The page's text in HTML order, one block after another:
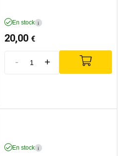
En stock i
20,00 €
- +
En stock i